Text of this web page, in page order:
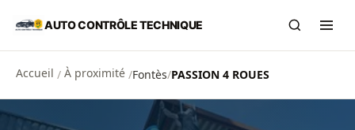
Aller au contenu principal
AUTO CONTRÔLE TECHNIQUE
Accueil / À proximité /Fontès/PASSION 4 ROUES